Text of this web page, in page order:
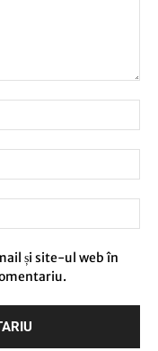
și site-ul web în